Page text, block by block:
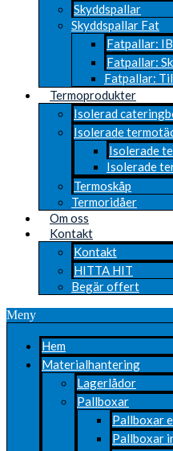
Skyddspallar
Skyddspallar Fat
Fatpallar:
Fatpallar:
Fatpallar:
Termoprodukter
Isolerad
Isolerade
Isolerade
Isolerade
Termoskåp
Termoridåer
Om oss
Kontakt
Kontakt
HITTA HIT
Begär offert
Meny
Hem
Materialhantering
Lagerlådor
Pallboxar
Pallboxar
Pallboxar